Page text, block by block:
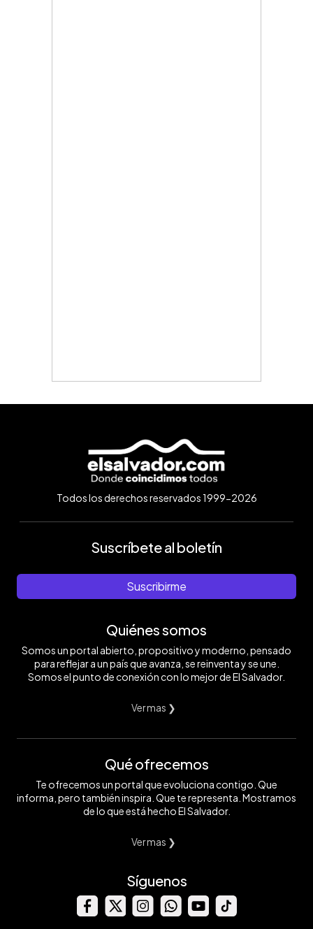
Todos los derechos reservados 1999-2026
Suscríbete al boletín
Suscribirme
Quiénes somos
Somos un portal abierto, propositivo y moderno, pensado
para reflejar a un país que avanza, se reinventa y se une.
Somos el punto de conexión con lo mejor de El Salvador.
Ver mas ❯
Qué ofrecemos
Te ofrecemos un portal que evoluciona contigo. Que
informa, pero también inspira. Que te representa. Mostramos
de lo que está hecho El Salvador.
Ver mas ❯
Síguenos